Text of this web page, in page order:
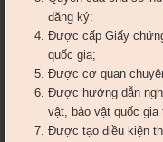
đăng ký:
Được cấp Giấy
quốc gia;
Được cơ quan
Được hướng dẫn
vật, bảo vật quốc
Được tạo điều kiện